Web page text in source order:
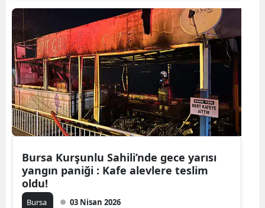
Osmaniye
Düzce
Bursa Kurşunlu Sahili’nde gece yarısı
yangın paniği : Kafe alevlere teslim
oldu!
Bursa 03 Nisan 2026